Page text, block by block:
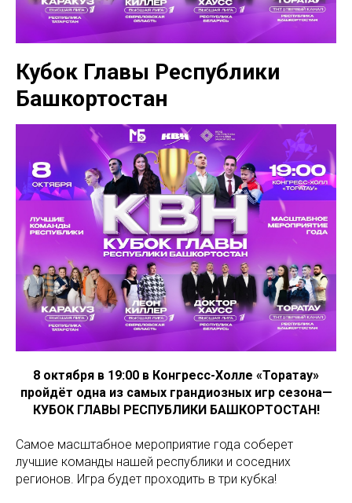
Кубок Главы Республики
Башкортостан
8 октября в 19:00 в Конгресс-Холле «Торатау»
пройдёт одна из самых грандиозных игр сезона—
КУБОК ГЛАВЫ РЕСПУБЛИКИ БАШКОРТОСТАН!
Самое масштабное мероприятие года соберет
лучшие команды нашей республики и соседних
регионов. Игра будет проходить в три кубка!